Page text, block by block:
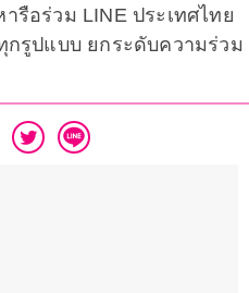
รือร่วม LINE ประเทศไทย
รูปแบบ ยกระดับความร่วม